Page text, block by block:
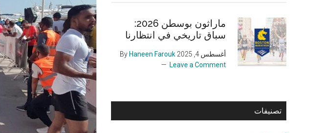
ماراثون بوسطن 2026:
سباق تاريخي في انتظارنا
أغسطس 4, 2025
Haneen Farouk
Leave a Comment
تصنيفات